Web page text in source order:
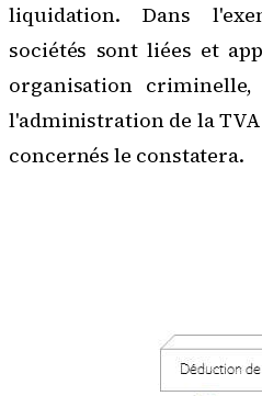
liquidation. Dans
sociétés sont liées et
organisation
l'administration de la TVA
concernés le constatera.